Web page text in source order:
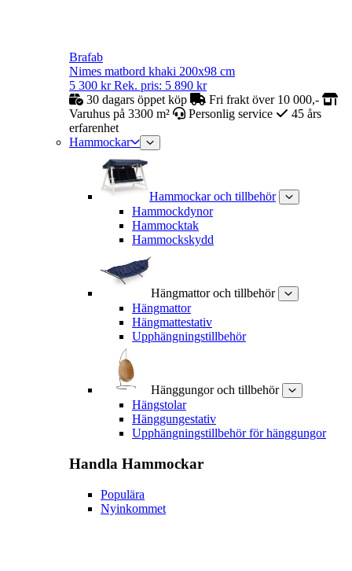
Brafab
Nimes matbord khaki 200x98 cm
5 300 kr Rek. pris: 5 890 kr
30 dagars öppet köp
Fri frakt över 10 000,-
Varuhus på 3300 m²
Personlig service
45 års
erfarenhet
Hammockar
Hammockar och tillbehör
Hammockdynor
Hammocktak
Hammockskydd
Hängmattor och tillbehör
Hängmattor
Hängmattestativ
Upphängningstillbehör
Hänggungor och tillbehör
Hängstolar
Hänggungestativ
Upphängningstillbehör för hänggungor
Handla Hammockar
Populära
Nyinkommet